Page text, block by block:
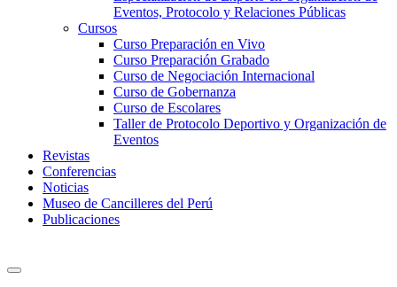
Eventos, Protocolo y Relaciones Públicas
Cursos
Curso Preparación en Vivo
Curso Preparación Grabado
Curso de Negociación Internacional
Curso de Gobernanza
Curso de Escolares
Taller de Protocolo Deportivo y Organización de
Eventos
Revistas
Conferencias
Noticias
Museo de Cancilleres del Perú
Publicaciones